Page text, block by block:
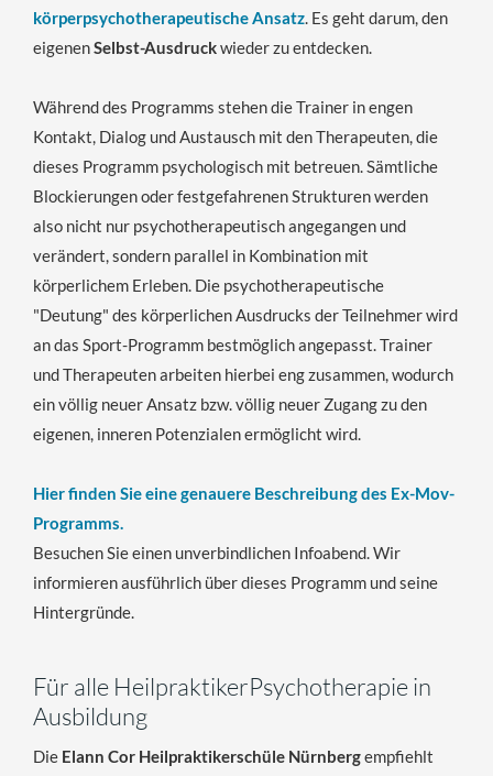
körperpsychotherapeutische Ansatz. Es geht darum, den
eigenenSelbst-Ausdruckwieder zu entdecken.
Während des Programms stehen die Trainer in engen
Kontakt, Dialog und Austausch mit den Therapeuten, die
dieses Programm psychologisch mit betreuen. Sämtliche
Blockierungen oder festgefahrenen Strukturen werden
also nicht nur psychotherapeutisch angegangen und
verändert, sondern parallel in Kombination mit
körperlichem Erleben. Die psychotherapeutische
"Deutung" des körperlichen Ausdrucks der Teilnehmer wird
an das Sport-Programm bestmöglich angepasst. Trainer
und Therapeuten arbeiten hierbei eng zusammen, wodurch
ein völlig neuer Ansatz bzw. völlig neuer Zugang zu den
eigenen, inneren Potenzialen ermöglicht wird.
Hier finden Sie eine genauere Beschreibung des Ex-Mov-
Programms.
Besuchen Sie einen unverbindlichen Infoabend. Wir
informieren ausführlich über dieses Programm und seine
Hintergründe.
Für alle HeilpraktikerPsychotherapie in
Ausbildung
Die Elann Cor Heilpraktikerschüle Nürnbergempfiehlt